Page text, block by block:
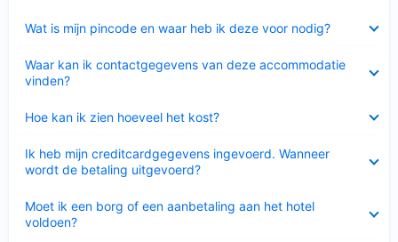
Wat is mijn pincode en waar heb ik deze voor nodig?
Waar kan ik contactgegevens van deze accommodatie
vinden?
Hoe kan ik zien hoeveel het kost?
Ik heb mijn creditcardgegevens ingevoerd. Wanneer
wordt de betaling uitgevoerd?
Moet ik een borg of een aanbetaling aan het hotel
voldoen?